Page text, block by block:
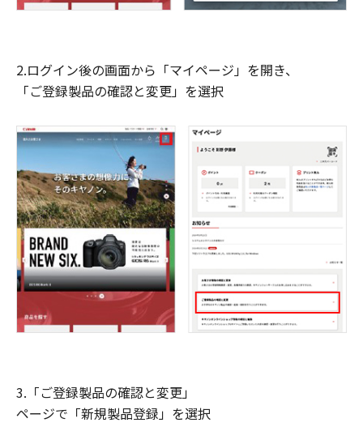
2.ログイン後の画面から「マイページ」を開き、
「ご登録製品の確認と変更」を選択
3.「ご登録製品の確認と変更」
ページで「新規製品登録」を選択